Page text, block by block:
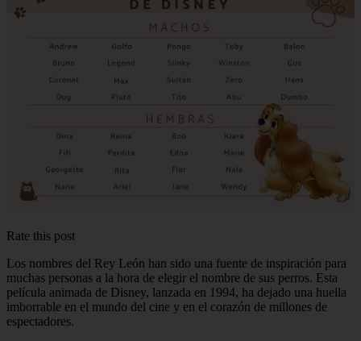
Rate this post
Los nombres del Rey León han sido una fuente de inspiración para
muchas personas a la hora de elegir el nombre de sus perros. Esta
película animada de Disney, lanzada en 1994, ha dejado una huella
imborrable en el mundo del cine y en el corazón de millones de
espectadores.